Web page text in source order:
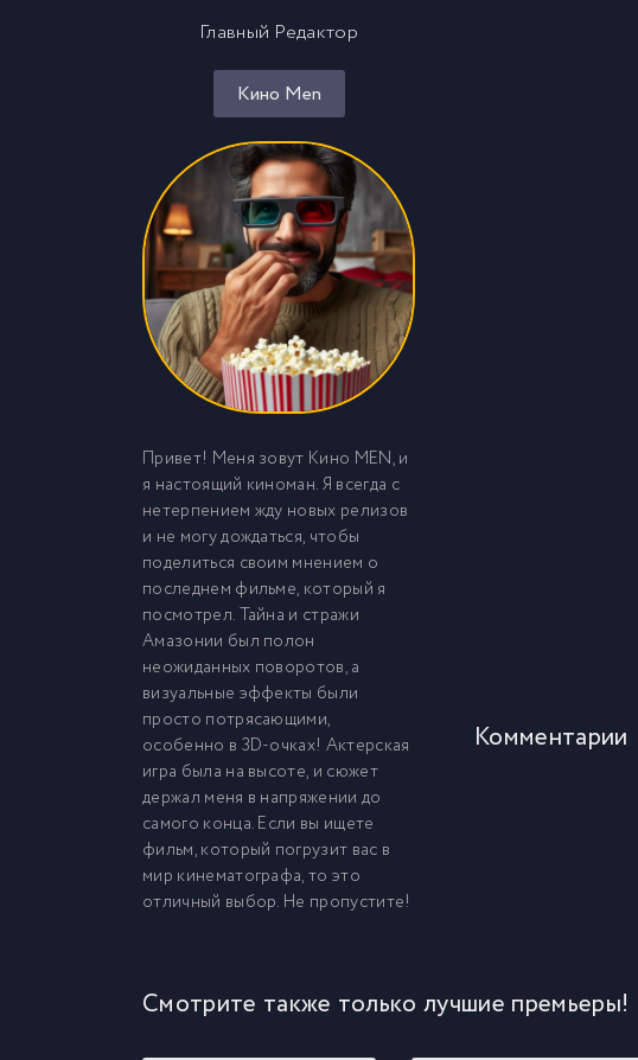
Главный Редактор
Кино Men
Привет! Меня зовут Кино MEN, и
я настоящий киноман. Я всегда с
нетерпением жду новых релизов
и не могу дождаться, чтобы
поделиться своим мнением о
последнем фильме, который я
посмотрел. Тайна и стражи
Амазонии был полон
неожиданных поворотов, а
визуальные эффекты были
просто потрясающими,
особенно в 3D-очках! Актерская
игра была на высоте, и сюжет
держал меня в напряжении до
самого конца. Если вы ищете
фильм, который погрузит вас в
мир кинематографа, то это
отличный выбор. Не пропустите!
Комментарии
Смотрите также только лучшие премьеры!